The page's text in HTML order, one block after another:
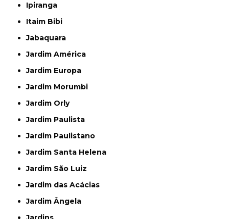
Ipiranga
Itaim Bibi
Jabaquara
Jardim América
Jardim Europa
Jardim Morumbi
Jardim Orly
Jardim Paulista
Jardim Paulistano
Jardim Santa Helena
Jardim São Luiz
Jardim das Acácias
Jardim Ângela